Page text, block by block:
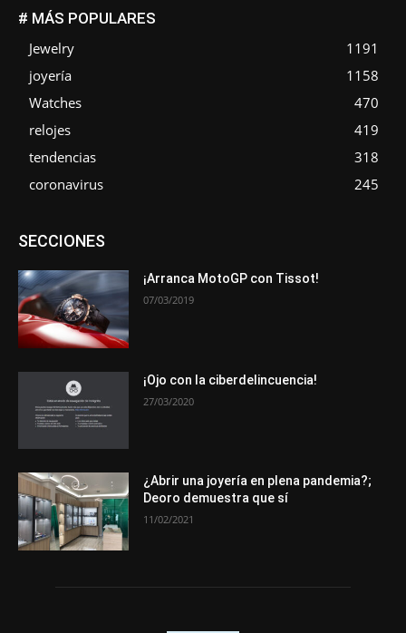
# MÁS POPULARES
Jewelry
1191
joyería
1158
Watches
470
relojes
419
tendencias
318
coronavirus
245
SECCIONESAsociaciones
Novedades
Opiniones Premios Secciones
¡Arranca MotoGP con Tissot!
07/03/2019
¡Ojo con la ciberdelincuencia!
27/03/2020
¿Abrir una joyería en plena pandemia?;
Deoro demuestra que sí
11/02/2021